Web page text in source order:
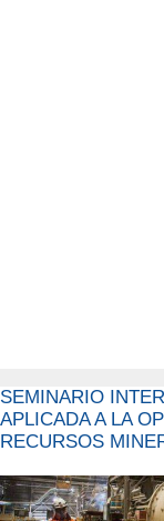
SEMINARIO
APLICADA A LA
RECURSOS